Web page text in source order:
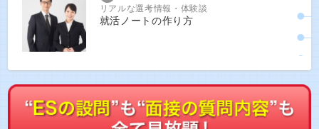
リアルな選考情報・体験談
就活ノートの作り方